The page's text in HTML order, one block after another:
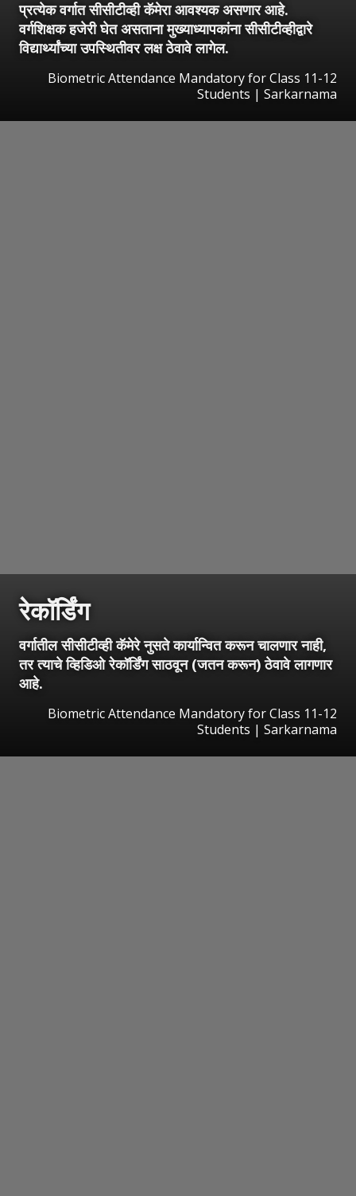
प्रत्येक वर्गात सीसीटीव्ही कॅमेरा आवश्यक असणार आहे.
वर्गशिक्षक हजेरी घेत असताना मुख्याध्यापकांना सीसीटीव्हीद्वारे
विद्यार्थ्यांच्या उपस्थितीवर लक्ष ठेवावे लागेल.
Biometric Attendance Mandatory for Class 11-12
Students | Sarkarnama
रेकॉर्डिंग
वर्गातील सीसीटीव्ही कॅमेरे नुसते कार्यान्वित करून चालणार नाही,
तर त्याचे व्हिडिओ रेकॉर्डिंग साठवून (जतन करून) ठेवावे लागणार
आहे.
Biometric Attendance Mandatory for Class 11-12
Students | Sarkarnama